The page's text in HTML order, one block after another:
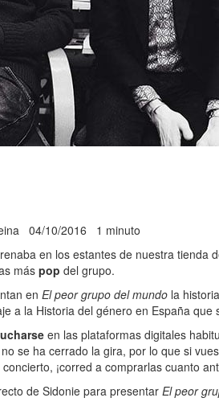
04/10/2016 1 minuto
en los estantes de nuestra tienda
más pop del grupo.
en El peor grupo del mundo la
a la Historia del género en España que
en las plataformas digitales
se ha cerrado la gira, por lo que si
¡corred a comprarlas cuanto
de Sidonie para presentar El peor